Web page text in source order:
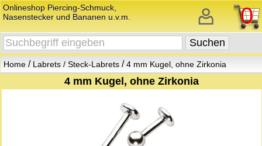
0
Onlineshop Piercing-Schmuck,
Nasenstecker und Bananen u.v.m.
Home / Labrets / Steck-Labrets /4 mm Kugel, ohne Zirkonia
4 mm Kugel, ohne Zirkonia